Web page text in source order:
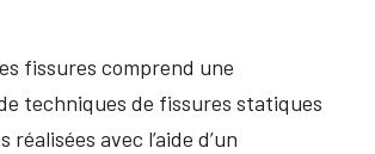
fissures comprend une
techniques de fissures statiques
réalisées avec l’aide d’un